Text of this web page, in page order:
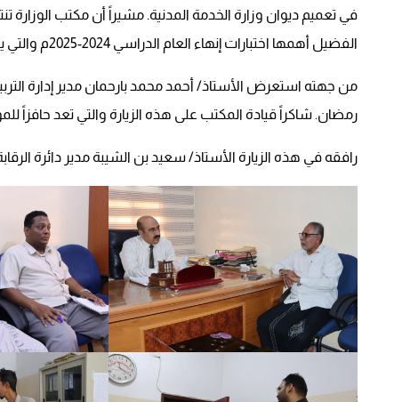
في تعميم ديوان وزارة الخدمة المدنية. مشيراً أن مكتب الوزارة
الفضيل أهمها اختبارات إنهاء العام الدراسي 2024-2025م والتي ينبغي الاستعداد المبكر لها ضماناً لنجاحها.
من جهته استعرض الأستاذ/ أحمد محمد بارحمان مدير إدارة
رمضان. شاكراً قيادة المكتب على هذه الزيارة والتي تعد حافزاً
رافقه في هذه الزيارة الأستاذ/ سعيد بن الشيبة مدير دائرة